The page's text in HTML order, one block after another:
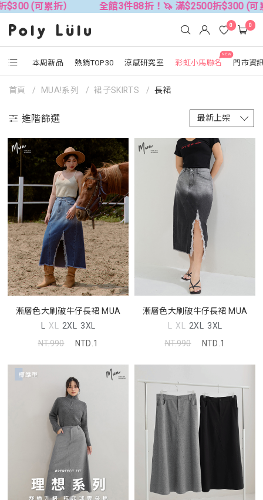
(可累折） 全館3件88折！🦄 滿$2500折$300 (可累
本周新品 熱銷TOP30 涼感研究室
NEW
彩虹小馬聯名 門市資
0 0
首頁 MUA!系列 裙子SKIRTS 長裙
進階篩選
漸層色大刷破牛仔長裙 MUA
L XL 2XL 3XL
NT.990
NTD.1
漸層色大刷破牛仔長裙 MUA
L XL 2XL 3XL
NT.990
NTD.1